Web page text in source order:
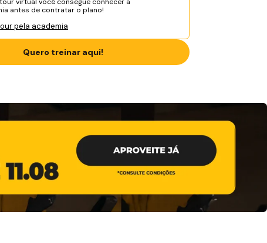
antes de contratar o plano!
pela academia
Quero treinar aqui!